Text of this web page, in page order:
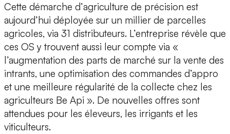
Cette démarche d’agriculture de précision est
aujourd’hui déployée sur un millier de parcelles
agricoles, via 31 distributeurs. L’entreprise révèle que
ces OS y trouvent aussi leur compte via «
l’augmentation des parts de marché sur la vente des
intrants, une optimisation des commandes d’appro
et une meilleure régularité de la collecte chez les
agriculteurs Be Api ». De nouvelles offres sont
attendues pour les éleveurs, les irrigants et les
viticulteurs.